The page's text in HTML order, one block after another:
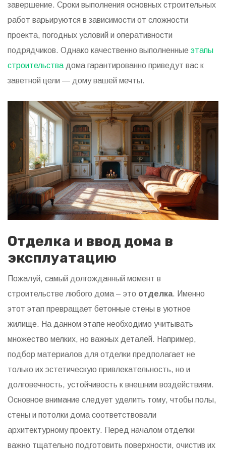
завершение. Сроки выполнения основных строительных
работ варьируются в зависимости от сложности
проекта, погодных условий и оперативности
подрядчиков. Однако качественно выполненные этапы
строительствадома гарантированно приведут вас к
заветной цели — дому вашей мечты.
Отделка и ввод дома в
эксплуатацию
Пожалуй, самый долгожданный момент в
строительстве любого дома – это отделка. Именно
этот этап превращает бетонные стены в уютное
жилище. На данном этапе необходимо учитывать
множество мелких, но важных деталей. Например,
подбор материалов для отделки предполагает не
только их эстетическую привлекательность, но и
долговечность, устойчивость к внешним воздействиям.
Основное внимание следует уделить тому, чтобы полы,
стены и потолки дома соответствовали
архитектурному проекту. Перед началом отделки
важно тщательно подготовить поверхности, очистив их